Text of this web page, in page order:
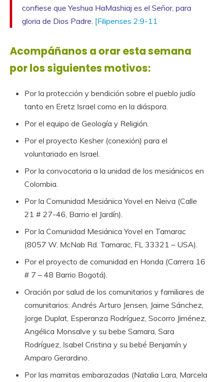
confiese que Yeshua HaMashiaj es el Señor, para
gloria de Dios Padre. [Filipenses 2:9-11
Acompáñanos a orar esta semana
por los siguientes motivos:
Por la protección y bendición sobre el pueblo judío
tanto en Eretz Israel como en la diáspora.
Por el equipo de Geología y Religión.
Por el proyecto Kesher (conexión) para el
voluntariado en Israel.
Por la convocatoria a la unidad de los mesiánicos en
Colombia.
Por la Comunidad Mesiánica Yovel en Neiva (Calle
21 # 27-46, Barrio el Jardín).
Por la Comunidad Mesiánica Yovel en Tamarac
(8057 W. McNab Rd. Tamarac, FL 33321 – USA).
Por el proyecto de comunidad en Honda (Carrera 16
# 7 – 48 Barrio Bogotá).
Oración por salud de los comunitarios y familiares de
comunitarios: Andrés Arturo Jensen, Jaime Sánchez,
Jorge Duplat, Esperanza Rodríguez, Socorro Jiménez,
Angélica Monsalve y su bebe Samara, Sara
Rodríguez, Isabel Cristina y su bebé Benjamín y
Amparo Gerardino.
Por las mamitas embarazadas (Natalia Lara, Marcela